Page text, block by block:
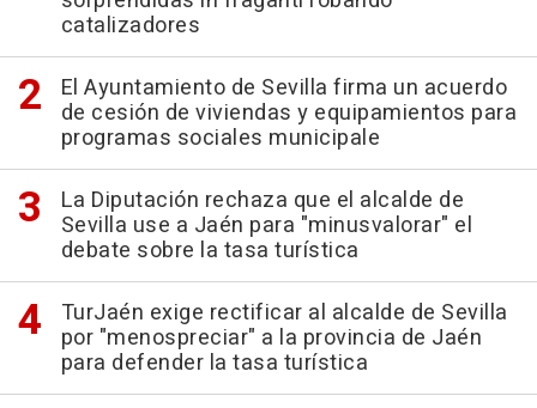
catalizadores
El Ayuntamiento de Sevilla firma un acuerdo
de cesión de viviendas y equipamientos para
programas sociales municipale
La Diputación rechaza que el alcalde de
Sevilla use a Jaén para "minusvalorar" el
debate sobre la tasa turística
TurJaén exige rectificar al alcalde de Sevilla
por "menospreciar" a la provincia de Jaén
para defender la tasa turística